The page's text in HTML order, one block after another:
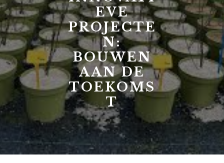
EVE
PROJECTE
N:
BOUWEN
AAN DE
TOEKOMS
T